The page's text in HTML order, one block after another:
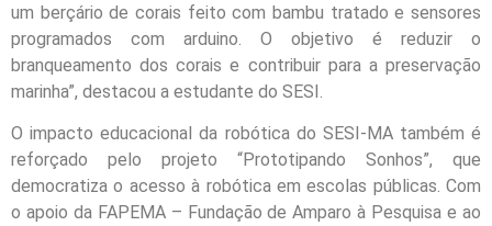
um berçário de corais feito com bambu tratado e sensores
programados com arduino. O objetivo é reduzir o
branqueamento dos corais e contribuir para a preservação
marinha”, destacou a estudante do SESI.
O impacto educacional da robótica do SESI-MA também é
reforçado pelo projeto “Prototipando Sonhos”, que
democratiza o acesso à robótica em escolas públicas. Com
o apoio da FAPEMA – Fundação de Amparo à Pesquisa e ao